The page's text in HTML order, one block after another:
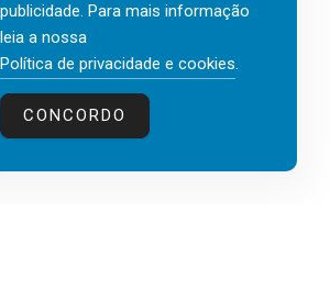
de três décadas nas áreas de
Vendas e Liderança, Manuel
da...
publicidade. Para mais informação
leia a nossa
Política de privacidade e cookies.
CONCORDO